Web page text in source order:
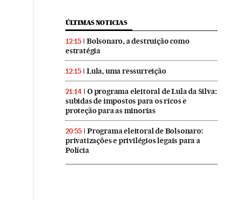
ÚLTIMAS NOTICIAS
12:15
Bolsonaro, a destruição como
estratégia
12:15 Lula, uma ressurreição
21:14
O programa eleitoral de Lula da Silva:
subidas de impostos para os ricos e
proteção para as minorias
20:55
Programa eleitoral de Bolsonaro:
privatizações e privilégios legais para a
Polícia